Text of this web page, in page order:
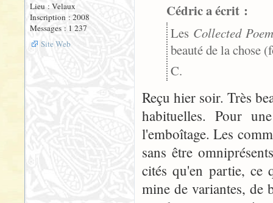
Lieu : Velaux
Inscription : 2008
Messages : 1 237
Site Web
Cédric a écrit :
Les Collected
beauté de la chose
C.
Reçu hier soir. Très
habituelles. Pour
l'emboîtage. Les
sans être
cités qu'en partie, ce
mine de variantes, de